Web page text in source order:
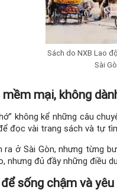
Sách do NXB Lao
Sài
mại, không
không kể những câu
đọc vài trang sách và tự
ra ở Sài Gòn, nhưng từng
nhưng đủ đầy những điều
sống chậm và yêu